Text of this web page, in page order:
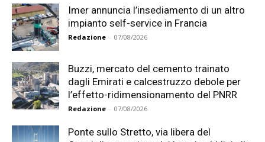
Imer annuncia l’insediamento di un altro
impianto self-service in Francia
Redazione - 07/08/2026
Buzzi, mercato del cemento trainato
dagli Emirati e calcestruzzo debole per
l’effetto-ridimensionamento del PNRR
Redazione - 07/08/2026
Ponte sullo Stretto, via libera del